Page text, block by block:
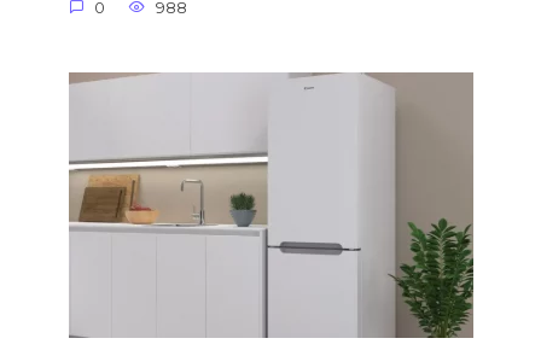
0 988